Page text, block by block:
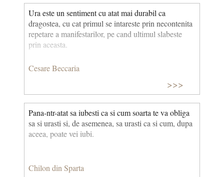
Ura este un sentiment cu atat mai durabil ca
dragostea, cu cat primul se intareste prin necontenita
repetare a manifestarilor, pe cand ultimul slabeste
prin aceasta.
Cesare Beccaria
>>>
Pana-ntr-atat sa iubesti ca si cum soarta te va obliga
sa si urasti si, de asemenea, sa urasti ca si cum, dupa
aceea, poate vei iubi.
Chilon din Sparta